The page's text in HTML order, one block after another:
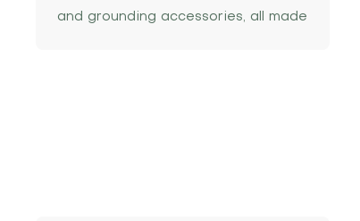
and grounding accessories, all made